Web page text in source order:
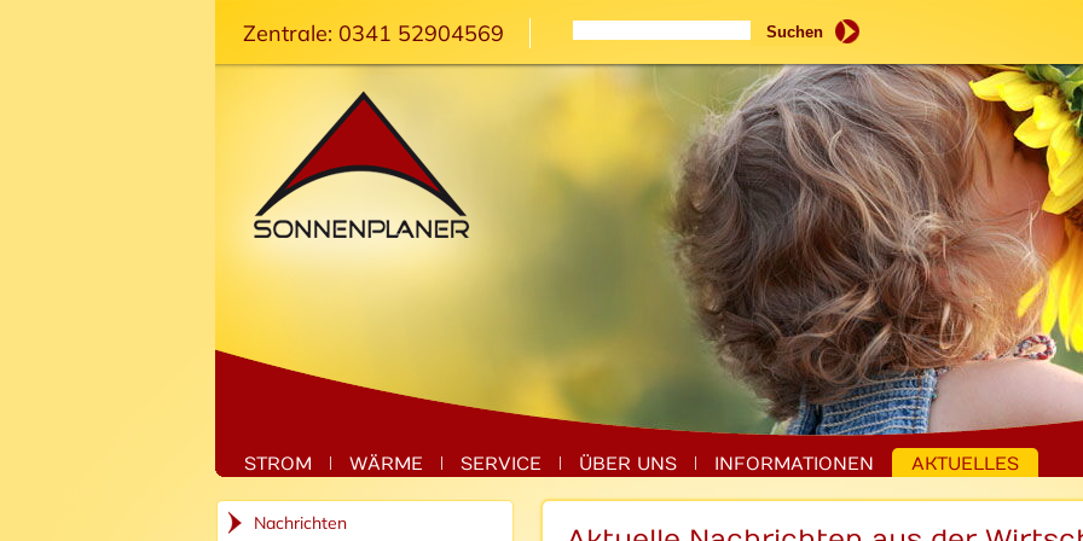
STROM WÄRME SERVICE ÜBER UNS INFORMATIONEN AKTUELLES
Zentrale: 0341 52904569 Suchbegriffe Suchen
Nachrichten